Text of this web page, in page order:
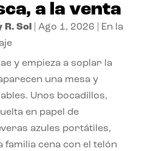
a la venta
R. Sol| Ago 1, 2026
En la
y empieza a soplar la
una mesa y
Unos bocadillos,
en papel de
azules portátiles,
familia cena con el telón